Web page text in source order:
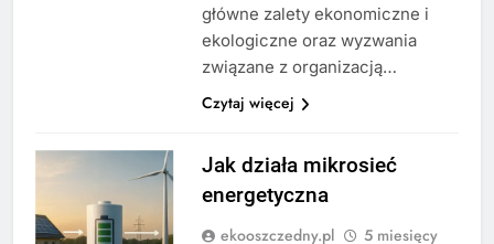
główne zalety ekonomiczne i
ekologiczne oraz wyzwania
związane z organizacją…
Czytaj więcej
Jak działa mikrosieć
energetyczna
ekooszczedny.pl
5 miesięcy